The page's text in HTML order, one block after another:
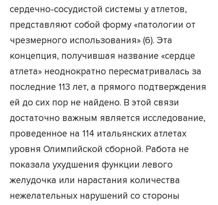
сердечно-сосудистой системы у атлетов,
представляют собой форму «патологии от
чрезмерного использования» (6). Эта
концепция, получившая название «сердце
атлета» неоднократно пересматривалась за
последние 113 лет, а прямого подтверждения
ей до сих пор не найдено. В этой связи
достаточно важным является исследование,
проведенное на 114 итальянских атлетах
уровня Олимпийской сборной. Работа не
показала ухудшения функции левого
желудочка или нарастания количества
нежелательных нарушений со стороны